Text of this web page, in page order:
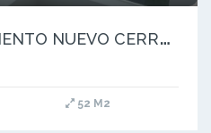
E
N VENTA APARTAMENTO NUEVO CERRO DE ORO MANIZALES
52 M2